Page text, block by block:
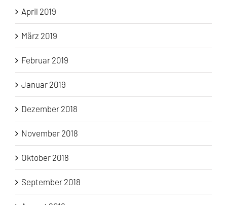
April 2019
März 2019
Februar 2019
Januar 2019
Dezember 2018
November 2018
Oktober 2018
September 2018